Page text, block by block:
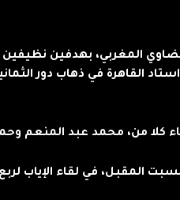
المغربي، بهدفين نظيفين
القاهرة في ذهاب دور
كلا من، محمد عبد المنعم
المقبل، في لقاء الإياب